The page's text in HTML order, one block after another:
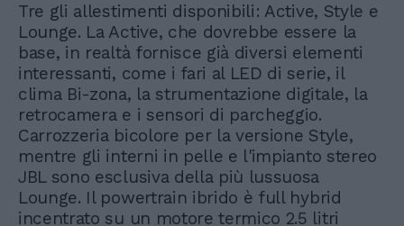
Tre gli allestimenti disponibili: Active, Style e
Lounge. La Active, che dovrebbe essere la
base, in realtà fornisce già diversi elementi
interessanti, come i fari al LED di serie, il
clima Bi-zona, la strumentazione digitale, la
retrocamera e i sensori di parcheggio.
Carrozzeria bicolore per la versione Style,
mentre gli interni in pelle e l'impianto stereo
JBL sono esclusiva della più lussuosa
Lounge. Il powertrain ibrido è full hybrid
incentrato su un motore termico 2.5 litri